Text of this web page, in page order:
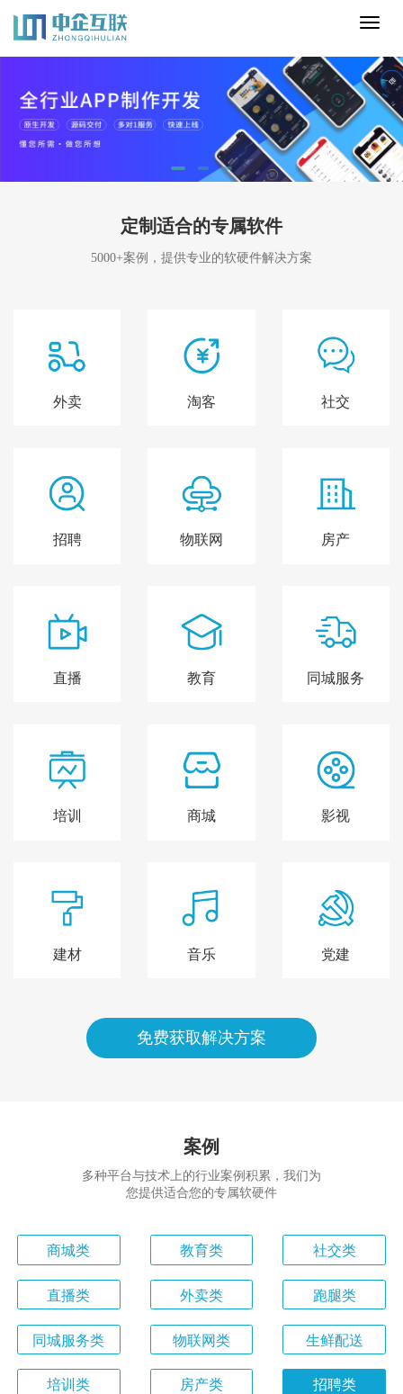
Toggle
定制适合的专属软件
5000+案例，提供专业的软硬件解决方案
外卖 淘客 社交
招聘 物联网 房产
直播 教育 同城服务
培训 商城 影视
建材 音乐 党建
免费获取解决方案
案例
多种平台与技术上的行业案例积累，我们为
您提供适合您的专属软硬件
商城类 教育类 社交类
直播类 外卖类 跑腿类
同城服务类 物联网类 生鲜配送
培训类 房产类 招聘类